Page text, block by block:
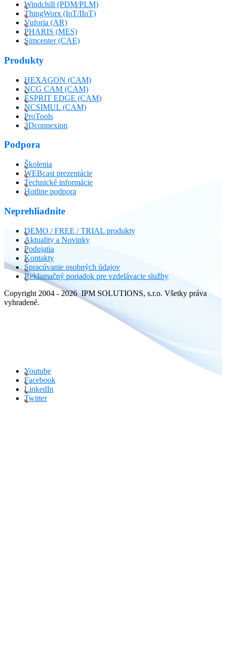
Windchill (PDM/PLM)
ThingWorx (IoT/IIoT)
Vuforia (AR)
PHARIS (MES)
Simcenter (CAE)
Produkty
HEXAGON (CAM)
NCG CAM (CAM)
ESPRIT EDGE (CAM)
NCSIMUL (CAM)
ProTools
3Dconnexion
Podpora
Školenia
WEBcast prezentácie
Technické informácie
Hotline podpora
Neprehliadnite
DEMO / FREE / TRIAL produkty
Aktuality a Novinky
Podujatia
Kontakty
Spracúvanie osobných údajov
Reklamačný poriadok pre vzdelávacie služby
Copyright 2004 - 2026 IPM SOLUTIONS, s.r.o. Všetky práva
vyhradené.
Youtube
Facebook
LinkedIn
Twitter